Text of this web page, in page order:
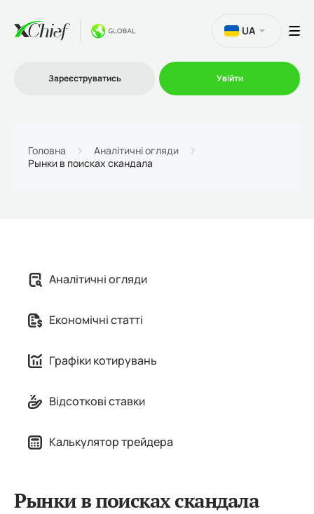
Партнерська програма
UA
Зареєструватись Увійти
Головна
Аналітичні огляди
Рынки в поисках скандала
Аналітичні огляди
Економічні статті
Графіки котирувань
Відсоткові ставки
Калькулятор трейдера
Рынки в поисках скандала